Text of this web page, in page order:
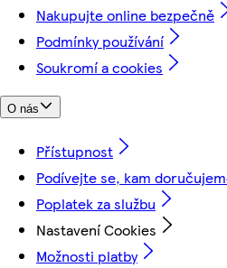
Nakupujte online bezpečně
Podmínky používání
Soukromí a cookies
O nás
Přístupnost
Podívejte se, kam
Poplatek za službu
Nastavení Cookies
Možnosti platby